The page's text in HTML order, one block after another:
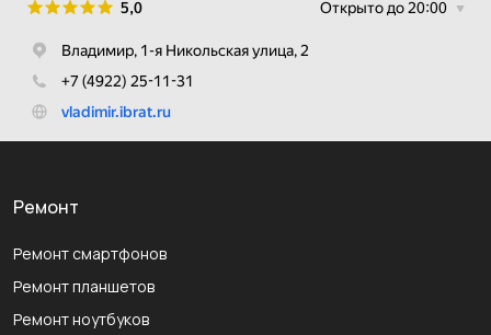
Ремонт
Ремонт смартфонов
Ремонт планшетов
Ремонт ноутбуков